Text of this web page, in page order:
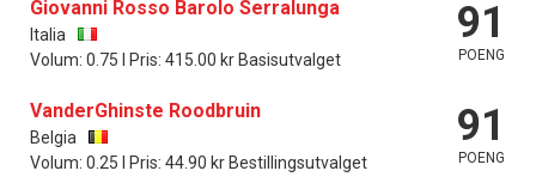
Giovanni Rosso Barolo Serralunga
Italia
Volum: 0.75 l Pris: 415.00 kr Basisutvalget
91
POENG
VanderGhinste Roodbruin
Belgia
Volum: 0.25 l Pris: 44.90 kr Bestillingsutvalget
91
POENG